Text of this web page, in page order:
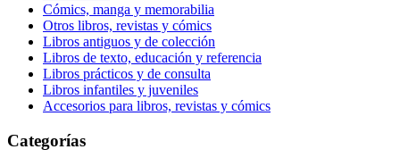
Cómics, manga y memorabilia
Otros libros, revistas y cómics
Libros antiguos y de colección
Libros de texto, educación y referencia
Libros prácticos y de consulta
Libros infantiles y juveniles
Accesorios para libros, revistas y cómics
Categorías